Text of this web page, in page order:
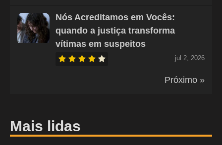
Nós Acreditamos em Vocês:
quando a justiça transforma
vítimas em suspeitos
jul 2, 2026
Próximo »
Mais lidas